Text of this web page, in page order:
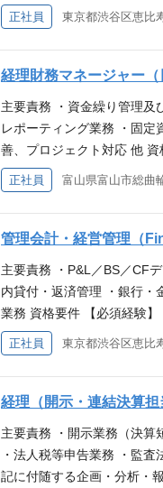
してマーケティングの観点
発・導入評価に向けた市場
市場ニーズおよび採用要件
市場調査、競争戦略、チャ
採用率等）および課題抽出
論理的な市場環境分析、売
社における製品マーケティ
効率的な業務遂行経験 ・
正社員
経理財務マネージャー（
主要責務 ・資金繰り管理及
レポーティング業務 ・固定
善、プロジェクト対応 他
験 ◎構造的な問題解決・解
資産奉行 等） ・Excel/
験） ◎上場会社およびその
級もしくは税理士・会計士
正社員 富山県富山市総曲
管理会計・経営管理（
主要責務 ・P&L／BS／CF
内貸付・返済管理 ・銀行・
業務 資格要件 【必須経験
T/Word ・グループ会社管
働スキル 【あれば尚可】
・簿記１／２級などの会計
クライアント企業の財務・
正社員
経理（開示・連結決算
主要責務 ・開示業務（決算
・法人税等申告業務 ・監
記に付随する企画・分析・